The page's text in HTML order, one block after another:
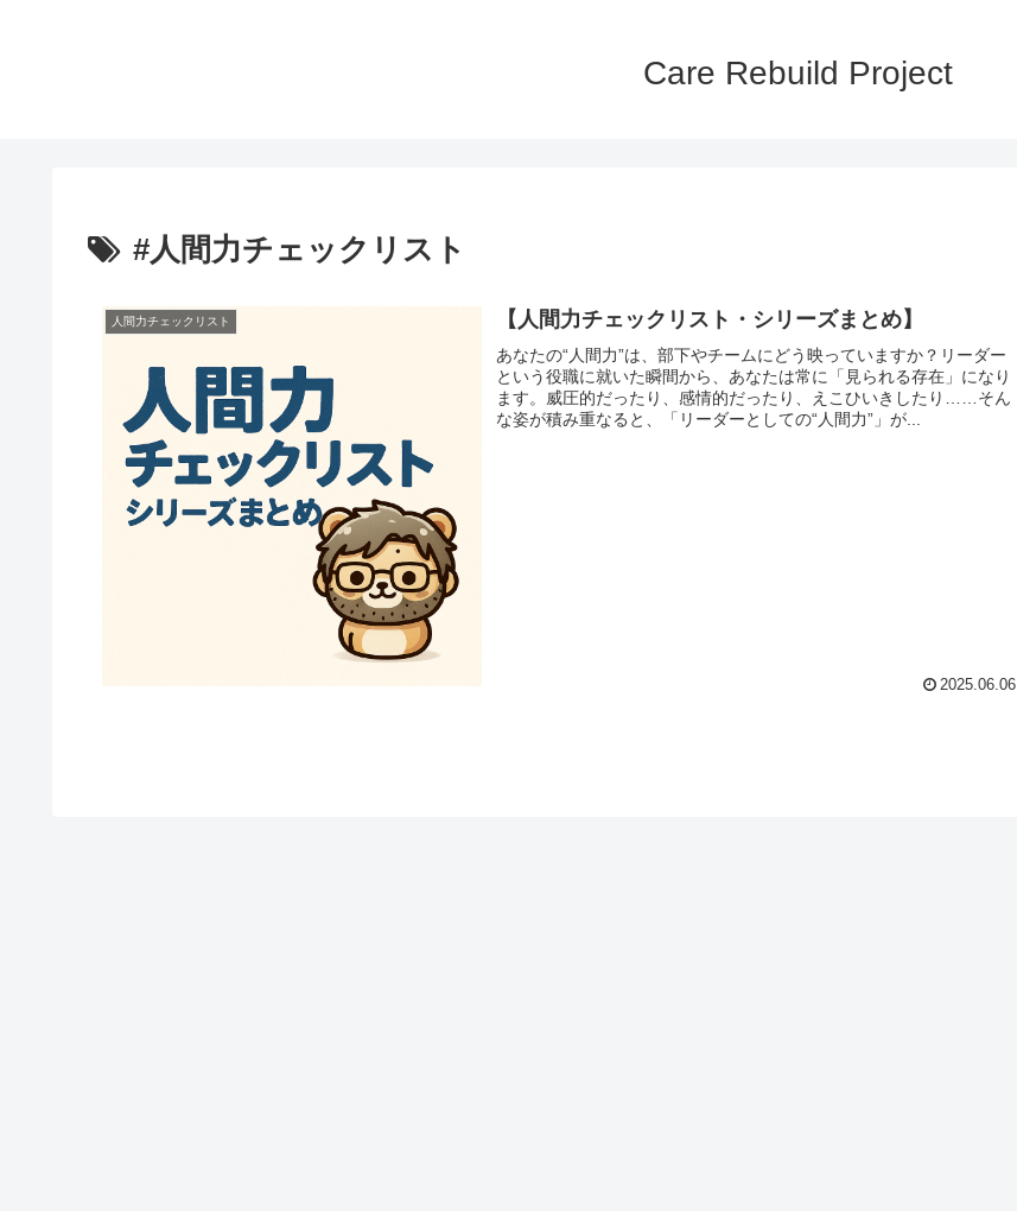
Care Rebuild Project
#人間力チェックリスト
人間力チェックリスト 【人間力チェックリスト・シリーズまとめ】
あなたの“人間力”は、部下やチームにどう映っていますか？リーダー
という役職に就いた瞬間から、あなたは常に「見られる存在」になり
ます。威圧的だったり、感情的だったり、えこひいきしたり……そん
な姿が積み重なると、「リーダーとしての“人間力”」が...
2025.06.06